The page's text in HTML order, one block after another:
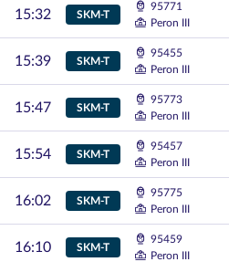
15:32 SKM-T
95771
Peron III
15:39 SKM-T
95455
Peron III
15:47 SKM-T
95773
Peron III
15:54 SKM-T
95457
Peron III
16:02 SKM-T
95775
Peron III
16:10 SKM-T
95459
Peron III